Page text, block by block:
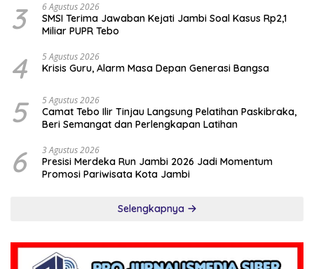
3 6 Agustus 2026
SMSI Terima Jawaban Kejati Jambi Soal Kasus Rp2,1
Miliar PUPR Tebo
4 5 Agustus 2026
Krisis Guru, Alarm Masa Depan Generasi Bangsa
5 5 Agustus 2026
Camat Tebo Ilir Tinjau Langsung Pelatihan Paskibraka,
Beri Semangat dan Perlengkapan Latihan
6 3 Agustus 2026
Presisi Merdeka Run Jambi 2026 Jadi Momentum
Promosi Pariwisata Kota Jambi
Selengkapnya